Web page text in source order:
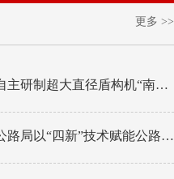
更多 >>
超大直径盾构机“南湖号”在常熟下线
局以“四新”技术赋能公路养护